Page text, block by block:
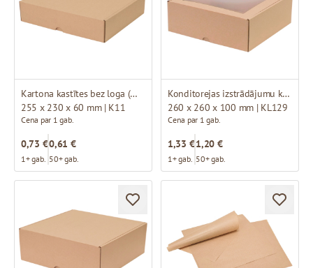
Kartona kastītes bez loga (mikrogofras)
255 x 230 x 60 mm | K11
Cena par 1 gab.
0,73 €
1+ gab.
0,61 €
50+ gab.
Konditorejas izstrādājumu kastītes ar logu (mikrogofras)
260 x 260 x 100 mm | KL129
Cena par 1 gab.
1,33 €
1+ gab.
1,20 €
50+ gab.